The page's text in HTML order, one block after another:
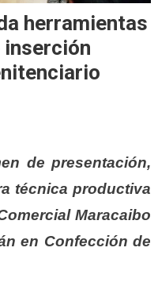
herramientas
inserción
de presentación,
técnica productiva
Maracaibo
en Confección de